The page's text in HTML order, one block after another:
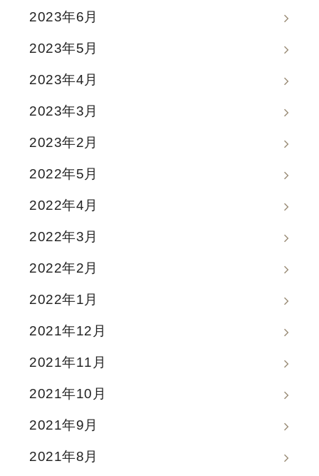
2023年6月
2023年5月
2023年4月
2023年3月
2023年2月
2022年5月
2022年4月
2022年3月
2022年2月
2022年1月
2021年12月
2021年11月
2021年10月
2021年9月
2021年8月